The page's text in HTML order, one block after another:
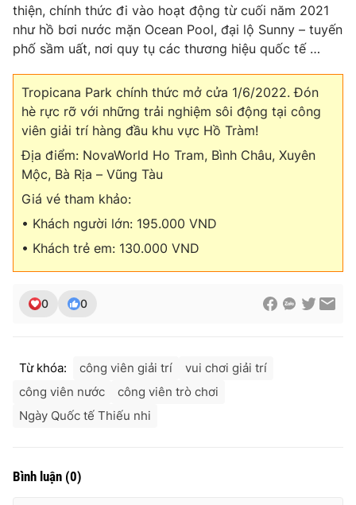
thiện, chính thức đi vào hoạt động từ cuối năm 2021
như hồ bơi nước mặn Ocean Pool, đại lộ Sunny – tuyến
phố sầm uất, nơi quy tụ các thương hiệu quốc tế …
Tropicana Park chính thức mở cửa 1/6/2022. Đón
hè rực rỡ với những trải nghiệm sôi động tại công
viên giải trí hàng đầu khu vực Hồ Tràm!
Địa điểm: NovaWorld Ho Tram, Bình Châu, Xuyên
Mộc, Bà Rịa – Vũng Tàu
Giá vé tham khảo:
• Khách người lớn: 195.000 VND
• Khách trẻ em: 130.000 VND
0 0
Từ khóa: công viên giải trí
vui chơi giải trí
công viên nước
công viên trò chơi
Ngày Quốc tế Thiếu nhi
Bình luận (0)